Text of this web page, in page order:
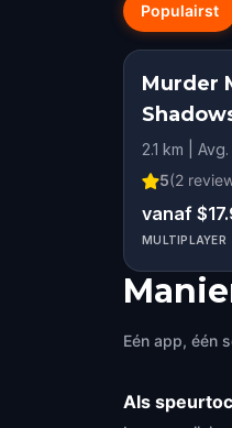
Populairst
Murder
2.1 km |
5(2
vanaf
MULTIPLAYER
Eén app, één
Als